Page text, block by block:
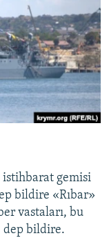
istihbarat gemisi
bildire «Rıbar»
vastaları, bu
dep bildire.